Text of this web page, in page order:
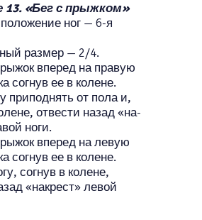
13. «Бег с прыжком»
ног — 6-я
размер — 2/4.
вперед на правую
согнув ее в колене.
приподнять от пола и,
отвести назад «на­
ноги.
вперед на левую
согнув ее в колене.
согнув в колене,
«накрест» левой